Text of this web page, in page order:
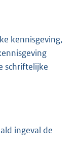
kennisgeving,
schriftelijke
ingeval de